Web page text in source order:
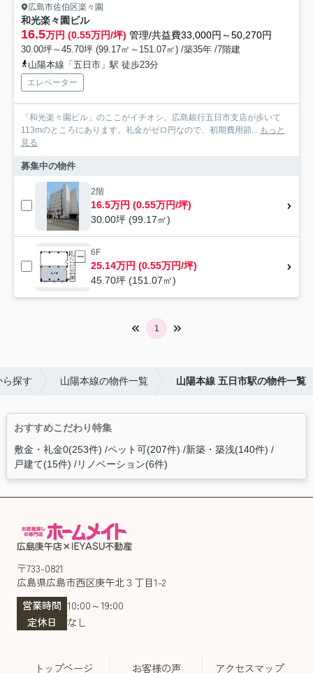
広島市佐伯区楽々園
和光楽々園ビル
16.5万円 (0.55万円/坪) 管理/共益費33,000円～50,270円
30.00坪～45.70坪 (99.17㎡～151.07㎡) /築35年 /7階建
山陽本線「五日市」駅 徒歩23分
エレベーター
「和光楽々園ビル」のここがイチオシ。広島銀行五日市支店が歩いて
113mのところにあります。礼金がゼロ円なので、初期費用節...
もっと
見る
募集中の物件
2階
16.5万円 (0.55万円/坪)
30.00坪 (99.17㎡)
6F
25.14万円 (0.55万円/坪)
45.70坪 (151.07㎡)
1
ら探す 山陽本線の物件一覧 山陽本線 五日市駅の物件一覧
おすすめこだわり特集
敷金・礼金0(253件) ペット可(207件) 新築・築浅(140件)
戸建て(15件) リノベーション(6件)
〒733-0821
広島県広島市西区庚午北３丁目1-2
営業時間 10:00～19:00
定休日
なし
トップページ お客様の声 アクセスマップ